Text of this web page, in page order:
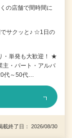
の店舗で間時間に
サクッと♪ ☆1日の
・単発も大歓迎！ ★
主・パート・アルバ
代～50代…
終了日： 2026/08/30